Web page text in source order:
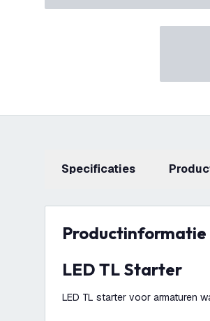
Specificaties
productinformatie
LED TL Starter
LED TL starter voor armaturen